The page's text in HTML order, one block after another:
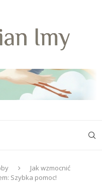
Jak wzmocnić
Szybka pomoc!